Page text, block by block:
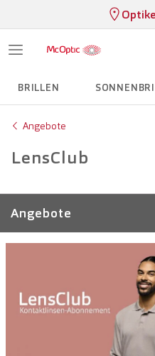
BRILLEN
Angebote
LensClub
Angebote
McOptic Plus. Ihr Brillen
Zweite Brille für Fr. 1.-
Gleitsichtbrille ab Fr.